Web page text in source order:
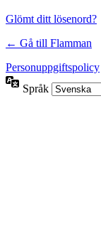
Glömt ditt lösenord?
← Gå till Flamman
Personuppgiftspolicy
Språk